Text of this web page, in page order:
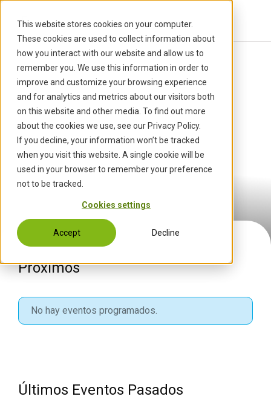
This website stores cookies on your computer.
These cookies are used to collect information about
how you interact with our website and allow us to
remember you. We use this information in order to
improve and customize your browsing experience
and for analytics and metrics about our visitors both
on this website and other media. To find out more
about the cookies we use, see our Privacy Policy.
If you decline, your information won’t be tracked
when you visit this website. A single cookie will be
used in your browser to remember your preference
not to be tracked.
Cookies settings
Accept Decline
Inicio›Eventos
Eventos
Próximos
No hay eventos programados.
Últimos Eventos Pasados